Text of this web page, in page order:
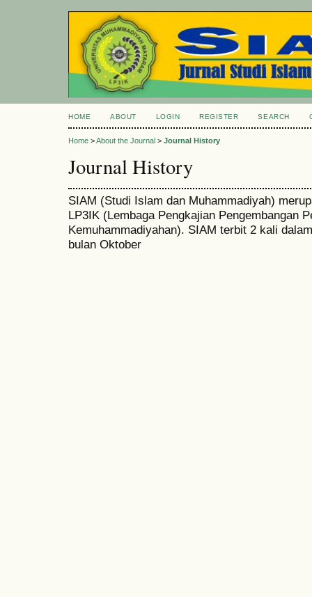
HOME ABOUT LOGIN REGISTER SEARCH
Home >About the Journal > Journal History
Journal History
SIAM (Studi Islam dan Muhammadiyah)
LP3IK (Lembaga Pengkajian Pengembangan
Kemuhammadiyahan). SIAM terbit 2 kali
bulan Oktober